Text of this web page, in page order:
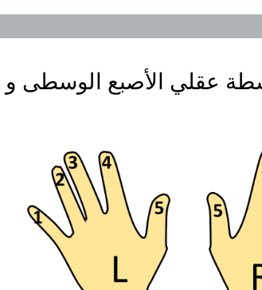
عقلي الأصبع الوسطى و